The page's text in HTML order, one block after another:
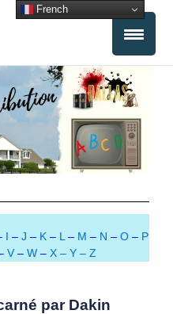
I – J – K– L – M – N – O– P
V – W – X – Y – Z
par Dakin
French